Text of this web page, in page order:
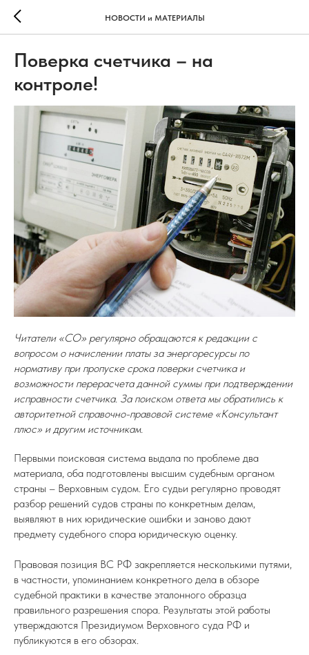
НОВОСТИ и МАТЕРИАЛЫ
Поверка счетчика – на
контроле!
Читатели «СО» регулярно обращаются к редакции с
вопросом о начислении платы за энергоресурсы по
нормативу при пропуске срока поверки счетчика и
возможности перерасчета данной суммы при подтверждении
исправности счетчика. За поиском ответа мы обратились к
авторитетной справочно-правовой системе «Консультант
плюс» и другим источникам.
Первыми поисковая система выдала по проблеме два
материала, оба подготовлены высшим судебным органом
страны – Верховным судом. Его судьи регулярно проводят
разбор решений судов страны по конкретным делам,
выявляют в них юридические ошибки и заново дают
предмету судебного спора юридическую оценку.
Правовая позиция ВС РФ закрепляется несколькими путями,
в частности, упоминанием конкретного дела в обзоре
судебной практики в качестве эталонного образца
правильного разрешения спора. Результаты этой работы
утверждаются Президиумом Верховного суда РФ и
публикуются в его обзорах.